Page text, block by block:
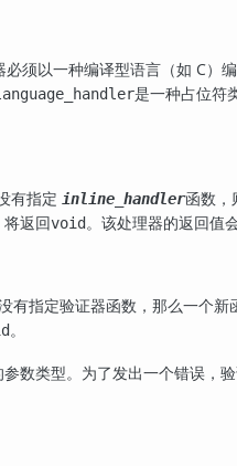
须以一种编译型语言（如 C）
是一种占位符
有指定 inline_handler函数，
返回void。该处理器的返回值
有指定验证器函数，那么一个新
。
数类型。为了发出一个错误，